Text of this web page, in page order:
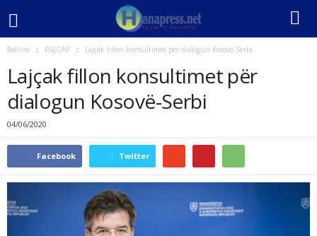
Ballina RAJONI ​Lajçak fillon konsultimet për dialogun Kosovë-Serbi
​Lajçak fillon konsultimet për
dialogun Kosovë-Serbi
04/06/2020
Facebook Twitter